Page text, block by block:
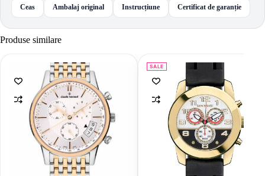
Ceas Ambalaj original Instrucțiune Certificat de garanție
Produse similare
SALE